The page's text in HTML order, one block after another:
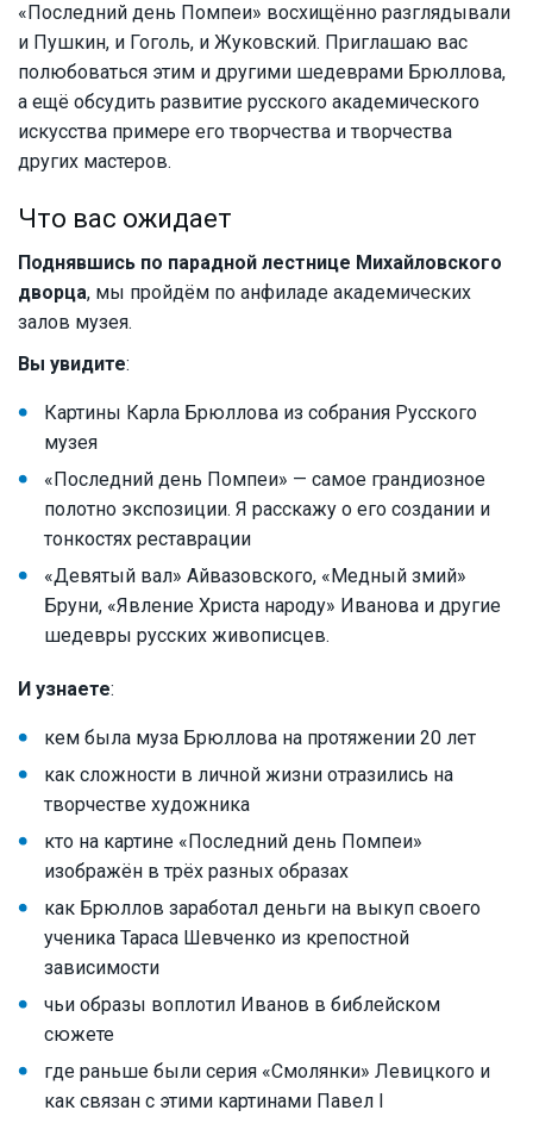
«Последний день Помпеи» восхищённо разглядывали
и Пушкин, и Гоголь, и Жуковский. Приглашаю вас
полюбоваться этим и другими шедеврами Брюллова,
а ещё обсудить развитие русского академического
искусства примере его творчества и творчества
других мастеров.
Что вас ожидает
Поднявшись по парадной лестнице Михайловского
дворца, мы пройдём по анфиладе академических
залов музея.
Вы увидите:
Картины Карла Брюллова из собрания Русского
музея
«Последний день Помпеи» — самое грандиозное
полотно экспозиции. Я расскажу о его создании и
тонкостях реставрации
«Девятый вал» Айвазовского, «Медный змий»
Бруни, «Явление Христа народу» Иванова и другие
шедевры русских живописцев.
И узнаете:
кем была муза Брюллова на протяжении 20 лет
как сложности в личной жизни отразились на
творчестве художника
кто на картине «Последний день Помпеи»
изображён в трёх разных образах
как Брюллов заработал деньги на выкуп своего
ученика Тараса Шевченко из крепостной
зависимости
чьи образы воплотил Иванов в библейском
сюжете
где раньше были серия «Смолянки» Левицкого и
как связан с этими картинами Павел I